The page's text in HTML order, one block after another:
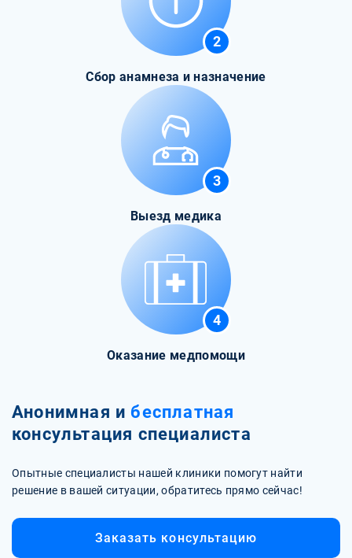
2
Сбор анамнеза и назначение
3
Выезд медика
4
Оказание медпомощи
Анонимная и бесплатная
консультация специалиста
Опытные специалисты нашей клиники помогут найти
решение в вашей ситуации, обратитесь прямо сейчас!
Заказать консультацию